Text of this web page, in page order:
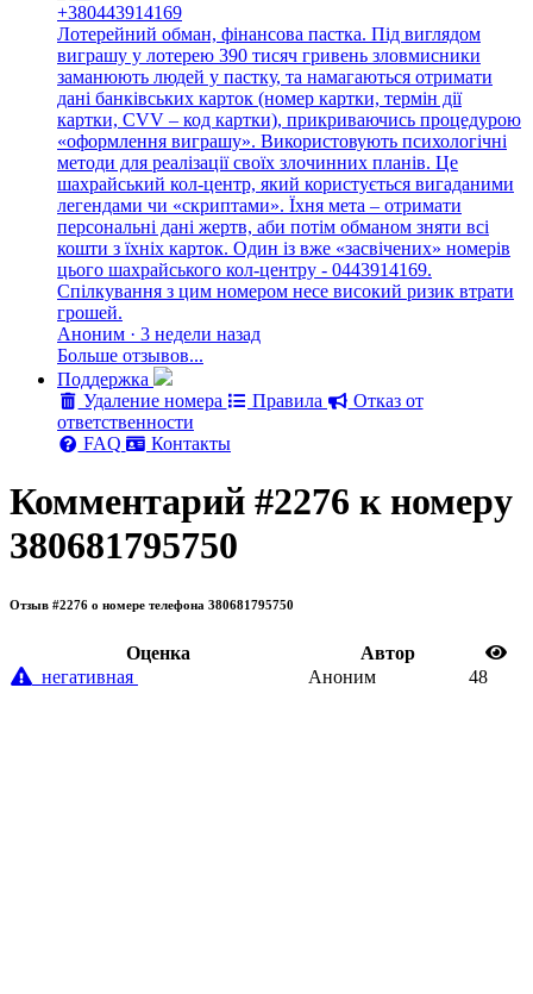
+380443914169
Лотерейний обман, фінансова пастка. Під виглядом
виграшу у лотерею 390 тисяч гривень зловмисники
заманюють людей у пастку, та намагаються отримати
дані банківських карток (номер картки, термін дії
картки, CVV – код картки), прикриваючись процедурою
«оформлення виграшу». Використовують психологічні
методи для реалізації своїх злочинних планів. Це
шахрайський кол-центр, який користується вигаданими
легендами чи «скриптами». Їхня мета – отримати
персональні дані жертв, аби потім обманом зняти всі
кошти з їхніх карток. Один із вже «засвічених» номерів
цього шахрайського кол-центру - 0443914169.
Спілкування з цим номером несе високий ризик втрати
грошей.
Аноним · 3 недели назад
Больше отзывов...
Поддержка
Удаление номера
Правила
Отказ от
ответственности
FAQ
Контакты
Комментарий #2276 к номеру
380681795750
Отзыв #2276 о номере телефона 380681795750
Oценка
Автор
негативная
Аноним 48